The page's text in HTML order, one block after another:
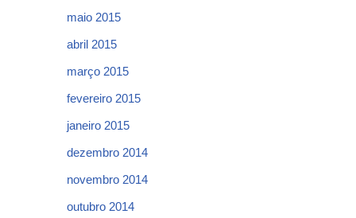
maio 2015
abril 2015
março 2015
fevereiro 2015
janeiro 2015
dezembro 2014
novembro 2014
outubro 2014